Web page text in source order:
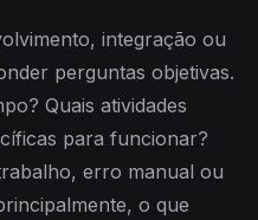
integração ou
perguntas objetivas.
Quais atividades
para funcionar?
erro manual ou
o que